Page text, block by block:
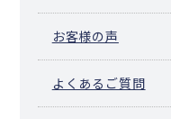
お客様の声
よくあるご質問